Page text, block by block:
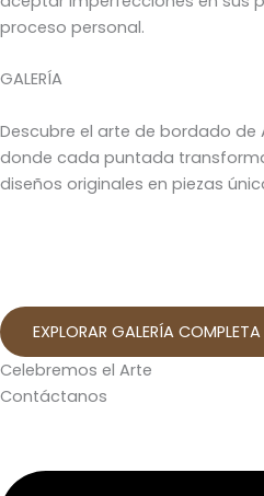
proceso personal.
GALERÍA
Descubre el arte de bordado de
donde cada puntada
diseños originales en piezas
EXPLORAR GALERÍA COMPLETA
Celebremos el Arte
Contáctanos